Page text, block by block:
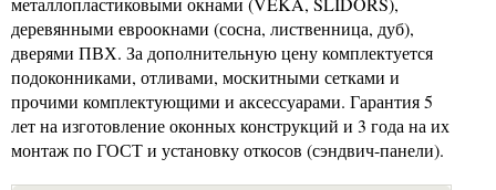
деревянными евроокнами (сосна, лиственница, дуб),
дверями ПВХ. За дополнительную цену комплектуется
подоконниками, отливами, москитными сетками и
прочими комплектующими и аксессуарами. Гарантия 5
лет на изготовление оконных конструкций и 3 года на их
монтаж по ГОСТ и установку откосов (сэндвич-панели).